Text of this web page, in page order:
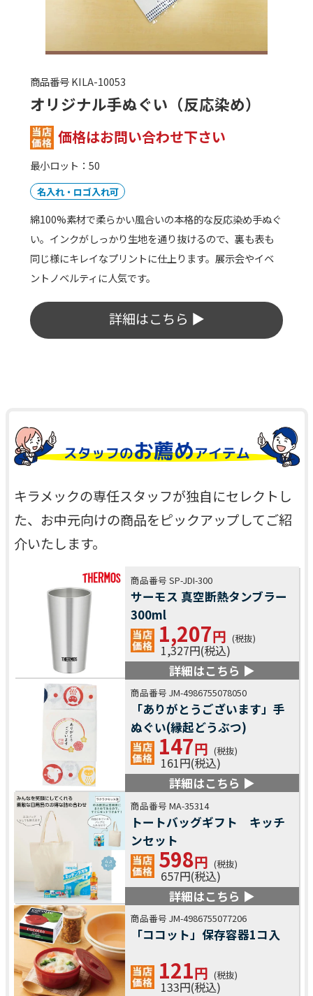
商品番号 SP-JDI-300
サーモス 真空断熱タンブラー
300ml
1,207
名入れ・ロゴ入れ可
非常にシンプルなデザインのため、名入れプリントする
オリジナルデザインもよく映えてオシャレな300mlタン
ブラー。外側が熱くならず、結露もしにくいため使い勝
手は抜群です。
詳細はこちら ▶
スタッフのお薦めアイテム
キラメックの専任スタッフが独自にセレクトし
た、お中元向けの商品をピックアップしてご紹
介いたします。
商品番号 SP-JDI-300
サーモス 真空断熱タンブラー
300ml
1,207円 (税抜)
1,327円(税込)
詳細はこちら ▶
商品番号 JM-4986755078050
「ありがとうございます」手
ぬぐい(縁起どうぶつ)
147円 (税抜)
161円(税込)
詳細はこちら ▶
商品番号 MA-35314
トートバッグギフト キッチ
ンセット
598円 (税抜)
657円(税込)
詳細はこちら ▶
商品番号 JM-4986755077206
「ココット」保存容器1コ入
121円 (税抜)
133円(税込)